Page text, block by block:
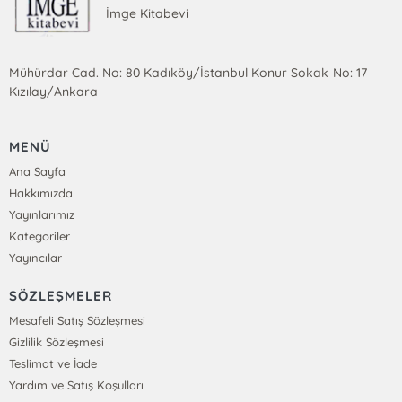
İmge Kitabevi
Mühürdar Cad. No: 80 Kadıköy/İstanbul Konur Sokak No: 17
Kızılay/Ankara
MENÜ
Ana Sayfa
Hakkımızda
Yayınlarımız
Kategoriler
Yayıncılar
SÖZLEŞMELER
Mesafeli Satış Sözleşmesi
Gizlilik Sözleşmesi
Teslimat ve İade
Yardım ve Satış Koşulları